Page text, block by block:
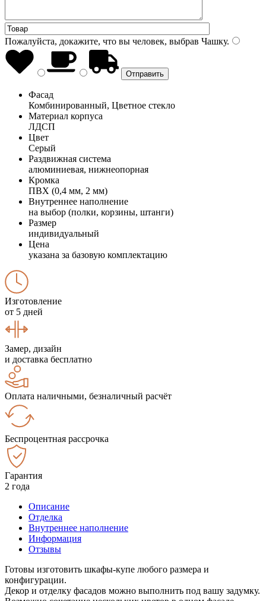
Пожалуйста, докажите, что вы человек, выбрав Чашку.
Фасад
Комбинированный, Цветное стекло
Материал корпуса
ЛДСП
Цвет
Серый
Раздвижная система
алюминиевая, нижнеопорная
Кромка
ПВХ (0,4 мм, 2 мм)
Внутреннее наполнение
на выбор (полки, корзины, штанги)
Размер
индивидуальный
Цена
указана за базовую комплектацию
Изготовление
от 5 дней
Замер, дизайн
и доставка бесплатно
Оплата наличными, безналичный расчёт
Беспроцентная рассрочка
Гарантия
2 года
Описание
Отделка
Внутреннее наполнение
Информация
Отзывы
Готовы изготовить шкафы-купе любого размера и
конфигурации.
Декор и отделку фасадов можно выполнить под вашу задумку.